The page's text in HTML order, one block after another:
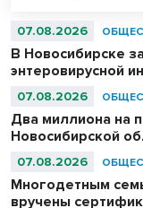
07.08.2026
В Новосибирске
энтеровирусной
07.08.2026
Два миллиона на
Новосибирской
07.08.2026
Многодетным
вручены